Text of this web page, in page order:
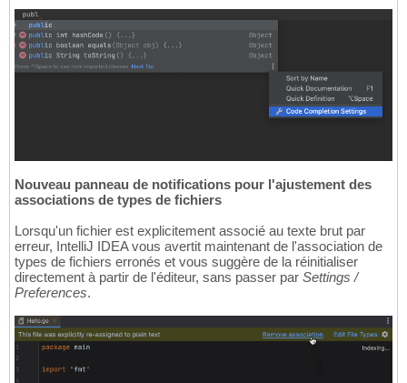
Nouveau panneau de notifications pour l'ajustement des
associations de types de fichiers
Lorsqu'un fichier est explicitement associé au texte brut par
erreur, IntelliJ IDEA vous avertit maintenant de l'association de
types de fichiers erronés et vous suggère de la réinitialiser
directement à partir de l'éditeur, sans passer par Settings /
Preferences.